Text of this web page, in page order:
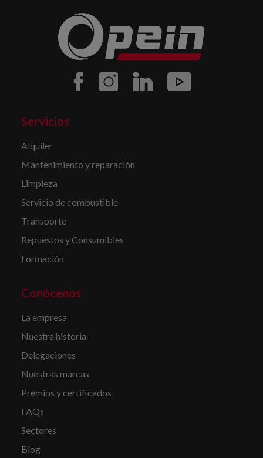
Servicios
Alquiler
Mantenimiento y reparación
Limpieza
Servicio de combustible
Transporte
Repuestos y Consumibles
Formación
Conócenos
La empresa
Nuestra historia
Delegaciones
Nuestras marcas
Premios y certificados
FAQs
Sectores
Blog